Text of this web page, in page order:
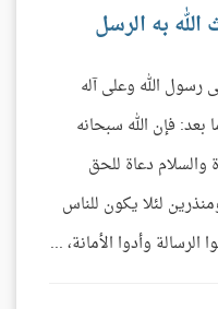
الله به الرسل
رسول الله وعلى آله
فإن الله سبحانه
والسلام دعاة للحق
لئلا يكون للناس
وأدوا الأمانة، ...